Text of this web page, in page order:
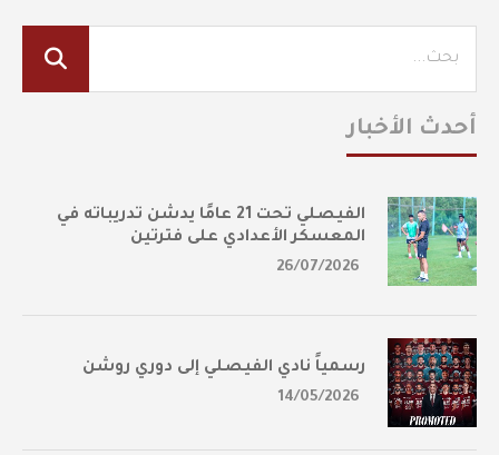
أحدث الأخبار
الفيصلي تحت 21 عامًا يدشن تدريباته في
المعسكر الأعدادي على فترتين
26/07/2026
رسمياً نادي الفيصلي إلى دوري روشن
14/05/2026